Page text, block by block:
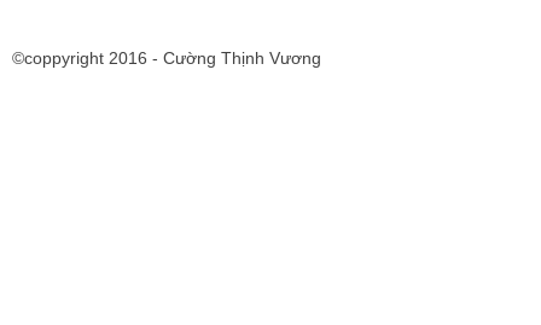
©coppyright 2016 - Cường Thịnh Vương